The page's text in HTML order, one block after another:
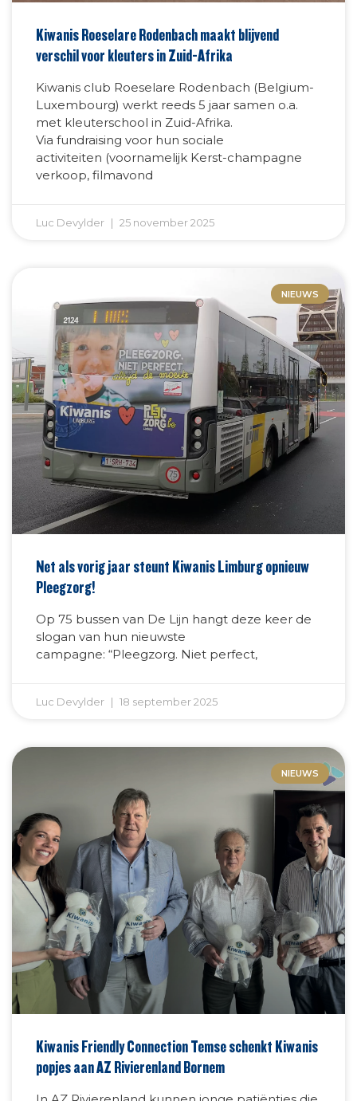
Kiwanis Roeselare Rodenbach maakt blijvend
verschil voor kleuters in Zuid-Afrika
Kiwanis club Roeselare Rodenbach (Belgium-
Luxembourg) werkt reeds 5 jaar samen o.a.
met kleuterschool in Zuid-Afrika.
Via fundraising voor hun sociale
activiteiten (voornamelijk Kerst-champagne
verkoop, filmavond
Luc Devylder 25 november 2025
NIEUWS
Net als vorig jaar steunt Kiwanis Limburg opnieuw
Pleegzorg!
Op 75 bussen van De Lijn hangt deze keer de
slogan van hun nieuwste
campagne: “Pleegzorg. Niet perfect,
Luc Devylder 18 september 2025
NIEUWS
Kiwanis Friendly Connection Temse schenkt Kiwanis
popjes aan AZ Rivierenland Bornem